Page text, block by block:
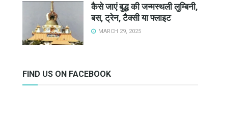
कैसे जाएं बुद्ध की जन्मस्थली लुम्बिनी,
बस, ट्रेन, टैक्सी या फ्लाइट
MARCH 29, 2025
FIND US ON FACEBOOK